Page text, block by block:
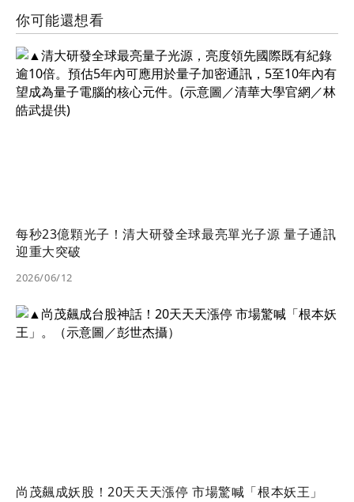
你可能還想看
每秒23億顆光子！清大研發全球最亮單光子源 量子通訊
迎重大突破
2026/06/12
尚茂飆成妖股！20天天天漲停 市場驚喊「根本妖王」